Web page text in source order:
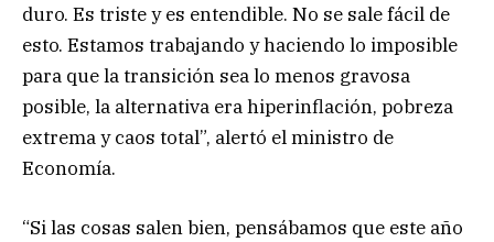
duro. Es triste y es entendible. No se sale fácil de
esto. Estamos trabajando y haciendo lo imposible
para que la transición sea lo menos gravosa
posible, la alternativa era hiperinflación, pobreza
extrema y caos total”, alertó el ministro de
Economía.
“Si las cosas salen bien, pensábamos que este año